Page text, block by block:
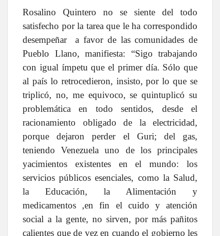
Rosalino Quintero no se siente del todo
satisfecho por la tarea que le ha correspondido
desempeñar a favor de las comunidades de
Pueblo Llano, manifiesta: “Sigo trabajando
con igual ímpetu que el primer día. Sólo que
al país lo retrocedieron, insisto, por lo que se
triplicó, no, me equivoco, se quintuplicó su
problemática en todo sentidos, desde el
racionamiento obligado de la electricidad,
porque dejaron perder el Guri; del gas,
teniendo Venezuela uno de los principales
yacimientos existentes en el mundo: los
servicios públicos esenciales, como la Salud,
la Educación, la Alimentación y
medicamentos ,en fin el cuido y atención
social a la gente, no sirven, por más pañitos
calientes que de vez en cuando el gobierno les